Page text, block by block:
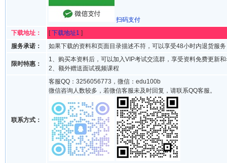
扫码支付
下载地址：
[下载地址1 ]
服务承诺：
如果下载的资料和页面目录描述不符，可以享受48小时内退货服务
限时特惠：
1、购买本资料后，可以加入VIP考试交流群，享受资料免费更新
2、额外赠送面试视频课程
联系方式：
客服QQ：3256056773，微信：edu100b
微信咨询人数较多，若微信客服未及时回复，请联系QQ客服。